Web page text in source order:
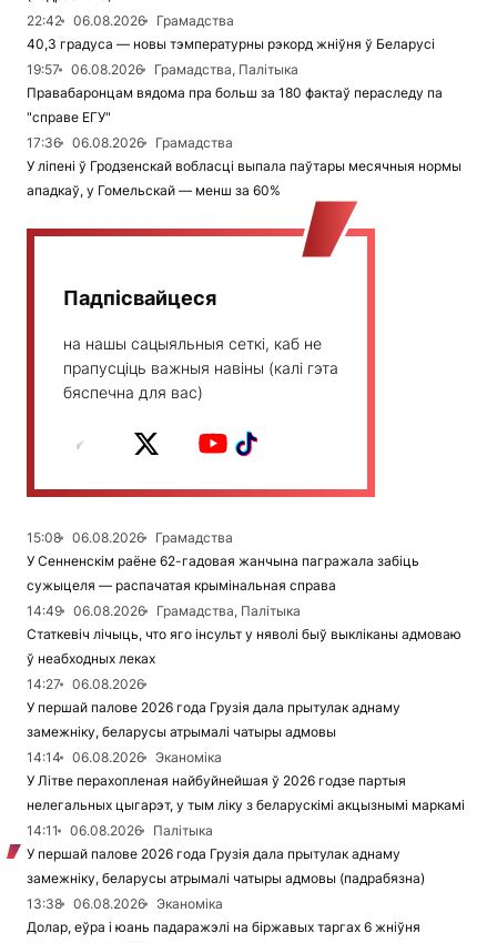
22:42
06.08.2026
Грамадства
40,3 градуса — новы тэмпературны рэкорд жніўня ў Беларусі
19:57
06.08.2026
Грамадства, Палітыка
Правабаронцам вядома пра больш за 180 фактаў пераследу па
"справе ЕГУ"
17:36
06.08.2026
Грамадства
У ліпені ў Гродзенскай вобласці выпала паўтары месячныя нормы
ападкаў, у Гомельскай — менш за 60%
Падпісвайцеся
на нашы сацыяльныя сеткі, каб не
прапусціць важныя навіны (калі гэта
бяспечна для вас)
15:08 06.08.2026
Грамадства
У Сенненскім раёне 62-гадовая жанчына пагражала забіць
сужыцеля — распачатая крымінальная справа
14:49
06.08.2026
Грамадства, Палітыка
Статкевіч лічыць, что яго інсульт у няволі быў выкліканы адмоваю
ў неабходных леках
14:27
06.08.2026
У першай палове 2026 года Грузія дала прытулак аднаму
замежніку, беларусы атрымалі чатыры адмовы
14:14
06.08.2026
Эканоміка
У Літве перахопленая найбуйнейшая ў 2026 годзе партыя
нелегальных цыгарэт, у тым ліку з беларускімі акцызнымі маркамі
14:11
06.08.2026
Палітыка
У першай палове 2026 года Грузія дала прытулак аднаму
замежніку, беларусы атрымалі чатыры адмовы (падрабязна)
13:38
06.08.2026
Эканоміка
Долар, еўра і юань падаражэлі на біржавых таргах 6 жніўня